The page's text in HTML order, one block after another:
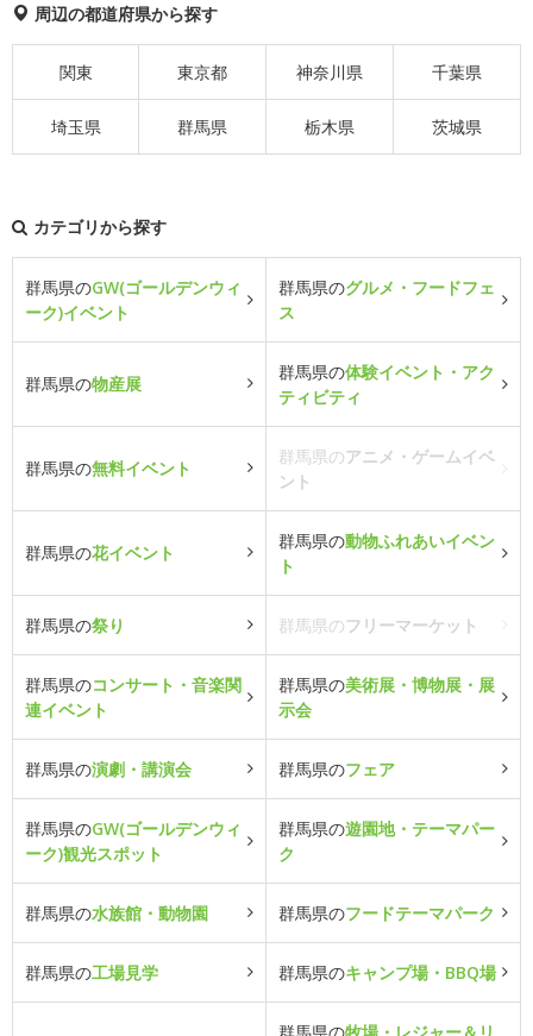
周辺の都道府県から探す
関東 東京都 神奈川県 千葉県
埼玉県 群馬県 栃木県 茨城県
カテゴリから探す
群馬県のGW(ゴールデンウィ
ーク)イベント
群馬県のグルメ・フードフェ
ス
群馬県の物産展
群馬県の体験イベント・アク
ティビティ
群馬県の無料イベント
群馬県のアニメ・ゲームイベ
ント
群馬県の花イベント
群馬県の動物ふれあいイベン
ト
群馬県の祭り 群馬県のフリーマーケット
群馬県のコンサート・音楽関
連イベント
群馬県の美術展・博物展・展
示会
群馬県の演劇・講演会 群馬県のフェア
群馬県のGW(ゴールデンウィ
ーク)観光スポット
群馬県の遊園地・テーマパー
ク
群馬県の水族館・動物園 群馬県のフードテーマパーク
群馬県の工場見学 群馬県のキャンプ場・BBQ場
群馬県の牧場・レジャー＆リ